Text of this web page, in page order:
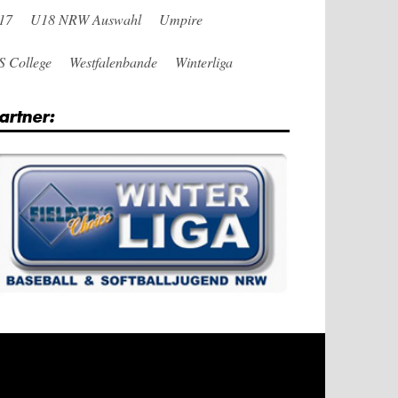
U18 NRW Auswahl Umpire
College Westfalenbande Winterliga